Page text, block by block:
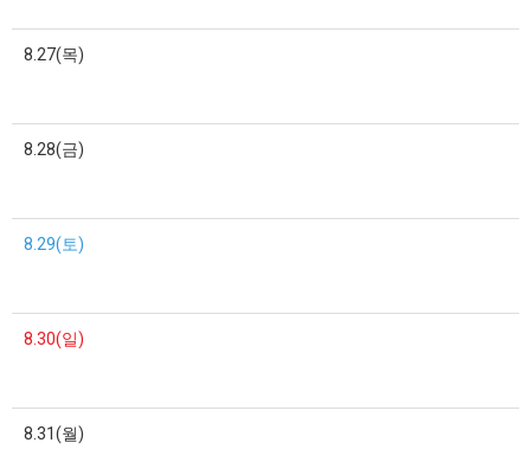
8.27(목)
8.28(금)
8.29(토)
8.30(일)
8.31(월)